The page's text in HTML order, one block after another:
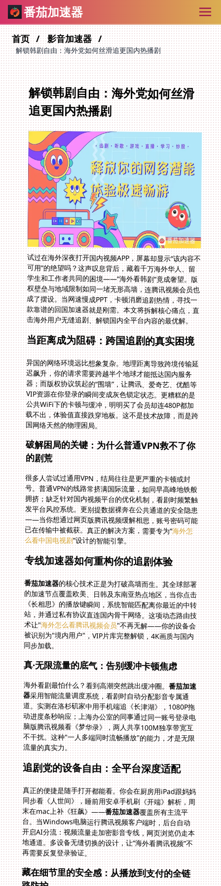
番茄加速器
首页 影音加速器
解锁韩剧自由：海外党如何丝滑追更国内热播剧
解锁韩剧自由：海外党如何丝滑
追更国内热播剧
试过在海外深夜打开国内视频APP，屏幕却显示“该内容不
可用”的绝望吗？这声叹息背后，藏着千万海外华人、留
学生和工作者共同的困境——“海外看韩剧”竟成奢望。版
权壁垒与地域限制如同一堵无形高墙，连腾讯视频会员也
成了摆设。当网速慢成PPT，卡顿消磨追剧热情，寻找一
款靠谱的回国加速器就是刚需。本文将拆解核心痛点，直
击海外用户无缝追剧、解锁国内全平台内容的最优解。
当距离成为阻碍：跨国追剧的真实困境
异国的网络环境远比想象复杂。地理距离导致跨境传输延
迟飙升，你的请求需要跨越半个地球才能抵达国内服务
器；而版权协议筑起的“围墙”，让腾讯、爱奇艺、优酷等
VIP资源在你登录的瞬间变成灰色锁定状态。更糟糕的是
公共WiFi下的卡顿与缓冲，明明买了会员却连480P都加
载不出，体验值直接跌穿地板。这不是技术故障，而是跨
国网络天然的物理困局。
破解困局的关键：为什么普通VPN救不了你
的剧荒
很多人尝试过通用VPN，结局往往是更严重的卡顿或封
号。普通VPN的线路常挤满国际流量，如同早高峰地铁般
拥挤；缺乏针对国内视频平台的优化机制，看剧时频繁触
发平台风控系统。更别提数据裸奔在公共通道的安全隐患
——当你想通过网页版腾讯视频缓解相思，账号密码可能
已在传输中被截获。真正的解决方案，需要专为“海外怎
么看中国电视剧”设计的智能引擎。
专线加速器如何重构你的追剧体验
番茄加速器的核心技术正是为打破高墙而生。其全球部署
的加速节点覆盖欧美、日韩及东南亚热点地区，当你点击
《长相思》的播放键瞬间，系统智能匹配离你最近的中转
站，并通过私有协议直连国内骨干网络。这项动态路由技
术让"海外怎么看腾讯视频会员"不再无解——你的设备会
被识别为"境内用户"，VIP片库完整解锁，4K画质与国内
同步加载。
真·无限流量的底气：告别缓冲卡顿焦虑
海外看剧最怕什么？看到高潮突然跳出缓冲圈。番茄加速
器采用智能流量调度系统，看剧时自动分配影音专属通
道。实测在洛杉矶家中用手机端追《长津湖》，1080P拖
动进度条秒响应；上海办公室的同事通过同一账号登录电
脑版腾讯视频看《梦华录》，两人共享100M独享带宽互
不干扰。这种"一人多端同时流畅播放"的能力，才是无限
流量的真实力。
追剧党的设备自由：全平台深度适配
真正的便捷是随手打开都能看。你会在厨房用iPad跟妈妈
同步看《人世间》，睡前用安卓手机刷《开端》解析，周
末在mac上补《狂飙》——番茄加速器覆盖所有主流平
台。当Windows电脑运行腾讯视频客户端时，后台自动
开启AI分流：视频流量走加密影音专线，网页浏览仍走本
地通道。多设备无缝切换的设计，让“海外看腾讯视频”不
再需要反复登录验证。
藏在细节里的安全感：从播放到支付的全链